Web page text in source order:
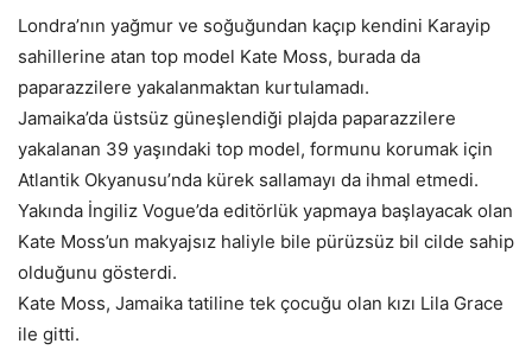
Londra’nın yağmur ve soğuğundan kaçıp kendini Karayip
sahillerine atan top model Kate Moss, burada da
paparazzilere yakalanmaktan kurtulamadı.
Jamaika’da üstsüz güneşlendiği plajda paparazzilere
yakalanan 39 yaşındaki top model, formunu korumak için
Atlantik Okyanusu’nda kürek sallamayı da ihmal etmedi.
Yakında İngiliz Vogue’da editörlük yapmaya başlayacak olan
Kate Moss’un makyajsız haliyle bile pürüzsüz bil cilde sahip
olduğunu gösterdi.
Kate Moss, Jamaika tatiline tek çocuğu olan kızı Lila Grace
ile gitti.